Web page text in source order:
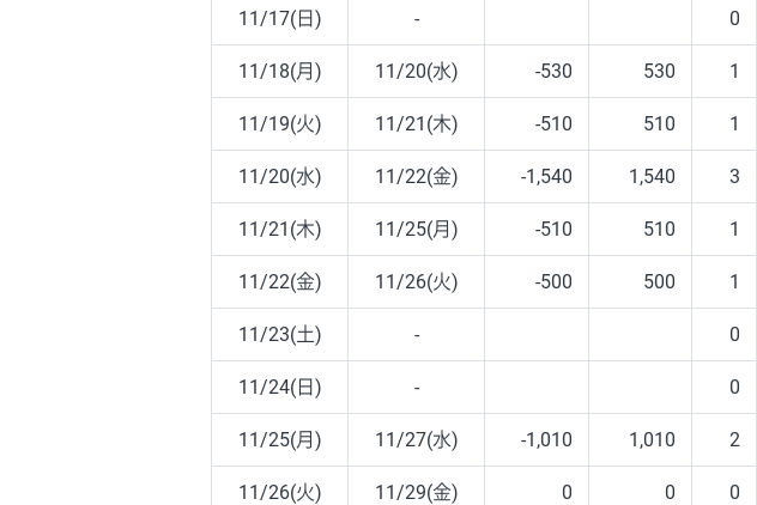
11/17(日) - 0
11/18(月) 11/20(水) -530 530 1
11/19(火) 11/21(木) -510 510 1
11/20(水) 11/22(金) -1,540 1,540 3
11/21(木) 11/25(月) -510 510 1
11/22(金) 11/26(火) -500 500 1
11/23(土) - 0
11/24(日) - 0
11/25(月) 11/27(水) -1,010 1,010 2
11/26(火) 11/29(金) 0 0 0